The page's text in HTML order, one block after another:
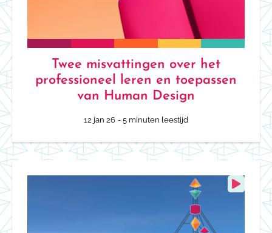
Twee misvattingen over het
professioneel leren en toepassen
van Human Design
12 jan 26 - 5 minuten leestijd